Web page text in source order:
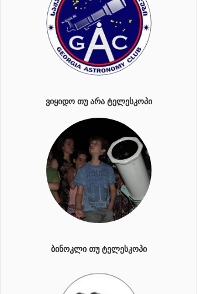
ᲕᲘᲧᲘᲓᲝ ᲗᲣ ᲐᲠᲐ ᲢᲔᲚᲔᲡᲙᲝᲞᲘ
ᲑᲘᲜᲝᲙᲚᲘ ᲗᲣ ᲢᲔᲚᲔᲡᲙᲝᲞᲘ